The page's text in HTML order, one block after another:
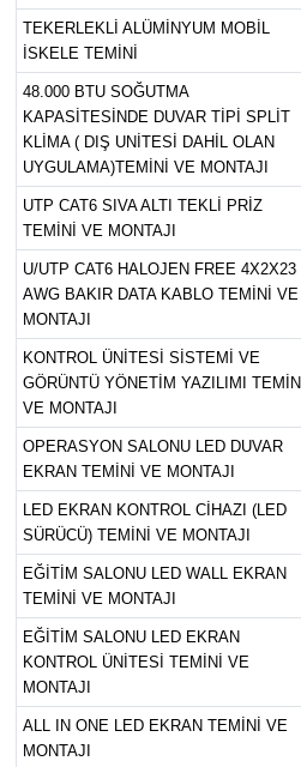
TEKERLEKLİ ALÜMİNYUM MOBİL
İSKELE TEMİNİ
48.000 BTU SOĞUTMA
KAPASİTESİNDE DUVAR TİPİ SPLİT
KLİMA ( DIŞ UNİTESİ DAHİL OLAN
UYGULAMA)TEMİNİ VE MONTAJI
UTP CAT6 SIVA ALTI TEKLİ PRİZ
TEMİNİ VE MONTAJI
U/UTP CAT6 HALOJEN FREE 4X2X23
AWG BAKIR DATA KABLO TEMİNİ VE
MONTAJI
KONTROL ÜNİTESİ SİSTEMİ VE
GÖRÜNTÜ YÖNETİM YAZILIMI TEMİNİ
VE MONTAJI
OPERASYON SALONU LED DUVAR
EKRAN TEMİNİ VE MONTAJI
LED EKRAN KONTROL CİHAZI (LED
SÜRÜCÜ) TEMİNİ VE MONTAJI
EĞİTİM SALONU LED WALL EKRAN
TEMİNİ VE MONTAJI
EĞİTİM SALONU LED EKRAN
KONTROL ÜNİTESİ TEMİNİ VE
MONTAJI
ALL IN ONE LED EKRAN TEMİNİ VE
MONTAJI